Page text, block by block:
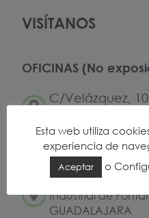
VISÍTANOS
OFICINAS (No
C/Velázquez,
EXPOSICIÓN (Cita
Camino del
Industrial de
GUADALAJARA
Esta web utiliza
experiencia de
Aceptar o